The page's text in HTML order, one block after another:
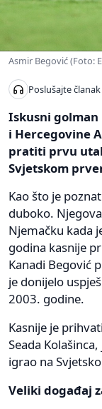
Asmir Begović (Foto:
Poslušajte članak
Iskusni
i Hercegovine
pratiti prvu
Svjetskom
Kao što je
duboko.
Njemačku kada
godina kasnije
Kanadi Begović
je donijelo
2003. godine.
Kasnije je
Seada
igrao na
Veliki događaj